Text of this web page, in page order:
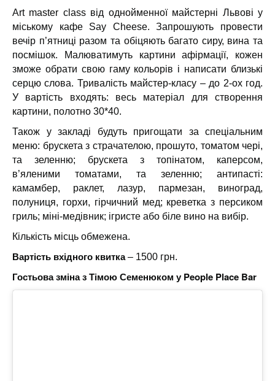
Art master class від однойменної майстерні Львові у
міському кафе Say Cheese. Запрошують провести
вечір п’ятниці разом та обіцяють багато сиру, вина та
посмішок. Малюватимуть картини афірмації, кожен
зможе обрати свою гаму кольорів і написати близькі
серцю слова. Тривалість майстер-класу – до 2-ох год.
У вартість входять: весь матеріал для створення
картини, полотно 30*40.
Також у закладі будуть пригощати за спеціальним
меню: брускета з страчателою, прошуто, томатом чері,
та зеленню; брускета з топінатом, каперсом,
в’яленими томатами, та зеленню; антипасті:
камамбер, раклет, лазур, пармезан, виноград,
полуниця, горхи, гірчичний мед; креветка з персиком
гриль; міні-медівник; ігристе або біле вино на вибір.
Кількість місць обмежена.
Вартість вхідного квитка– 1500 грн.
Гостьова зміна з Тімою Семенюком у People Place Bar